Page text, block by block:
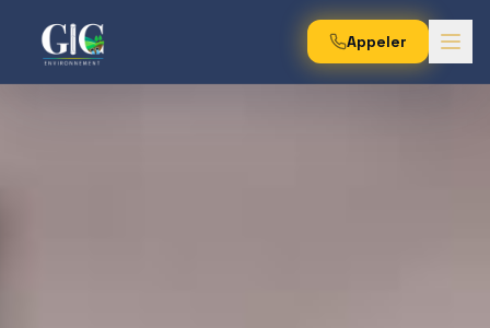
Appeler